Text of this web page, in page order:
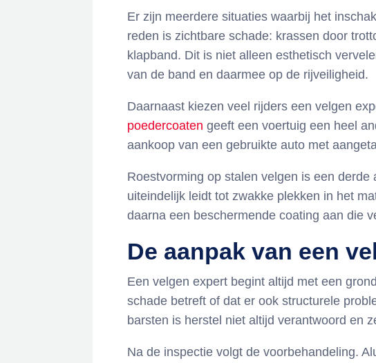
Er zijn meerdere situaties waarbij het
reden is zichtbare schade: krassen door
klapband. Dit is niet alleen esthetisch
van de band en daarmee op de rijveiligheid.
Daarnaast kiezen veel rijders een velgen
poedercoaten geeft een voertuig een heel
aankoop van een gebruikte auto met
Roestvorming op stalen velgen is een
uiteindelijk leidt tot zwakke plekken in het
daarna een beschermende coating aan die
De aanpak van een
Een velgen expert begint altijd met een
schade betreft of dat er ook structurele
barsten is herstel niet altijd verantwoord en
Na de inspectie volgt de voorbehandeling.